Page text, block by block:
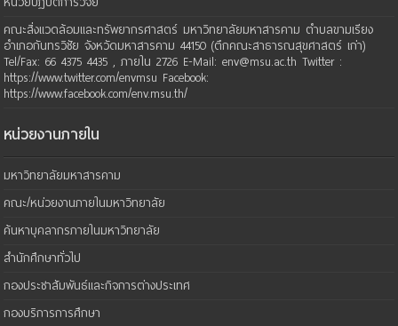
คณะสิ่งแวดล้อมและทรัพยากรศาสตร์ มหาวิทยาลัยมหาสารคาม ตำบลขามเรียง
อำเภอกันทรวิชัย จังหวัดมหาสารคาม 44150 (ตึกคณะสาธารณสุขศาสตร์ เก่า)
Tel/Fax: 66 4375 4435 , ภายใน 2726 E-Mail: env@msu.ac.th Twitter :
https://www.twitter.com/envmsu Facebook:
https://www.facebook.com/env.msu.th/
หน่วยงานภายใน
มหาวิทยาลัยมหาสารคาม
คณะ/หน่วยงานภายในมหาวิทยาลัย
ค้นหาบุคลากรภายในมหาวิทยาลัย
สำนักศึกษาทั่วไป
กองประชาสัมพันธ์และกิจการต่างประเทศ
กองบริการการศึกษา